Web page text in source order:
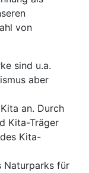
von
sind u.a.
aber
an. Durch
Kita-Träger
Kita-
Naturparks für